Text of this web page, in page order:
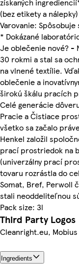
(bez etikety a
Varovanie:
* Dokázané
Je oblečenie nové? -
30 rokmi a stal sa
na vlnené textílie.
oblečenie a
širokú škálu pracích
Celé generácie
Pracie a Čistiace
všetko sa začalo
Henkel založil
prací prostriedok na
(univerzálny prací
tovaru rozrástla do
Somat, Bref, Perwoll
stali neoddeliteľnou
Pack size: 3l
Third Party Logos
Cleanright.eu,
Ingredients